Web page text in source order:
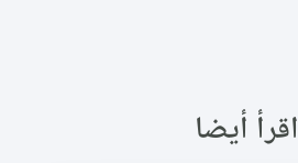
اقرأ أيضا